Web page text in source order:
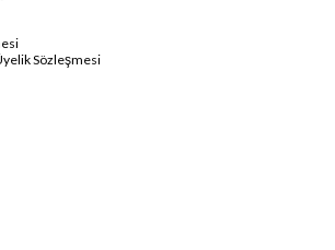
Sözleşmesi